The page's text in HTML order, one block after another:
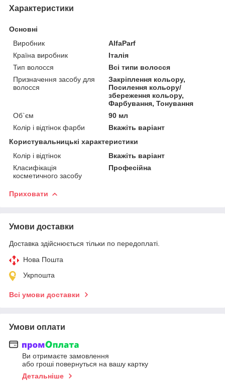
Характеристики
Основні
Виробник
AlfaParf
Країна виробник
Італія
Тип волосся
Всі типи волосся
Призначення засобу для
волосся
Закріплення кольору,
Посилення кольору/
збереження кольору,
Фарбування, Тонування
Об`єм
90 мл
Колір і відтінок фарби
Вкажіть варіант
Користувальницькі характеристики
Колір і відтінок
Вкажіть варіант
Класифікація
косметичного засобу
Професійна
Приховати
Умови доставки
Доставка здійснюється тільки по передоплаті.
Нова Пошта
Укрпошта
Всі умови доставки
Умови оплати
Ви отримаєте замовлення
або гроші повернуться на вашу картку
Детальніше